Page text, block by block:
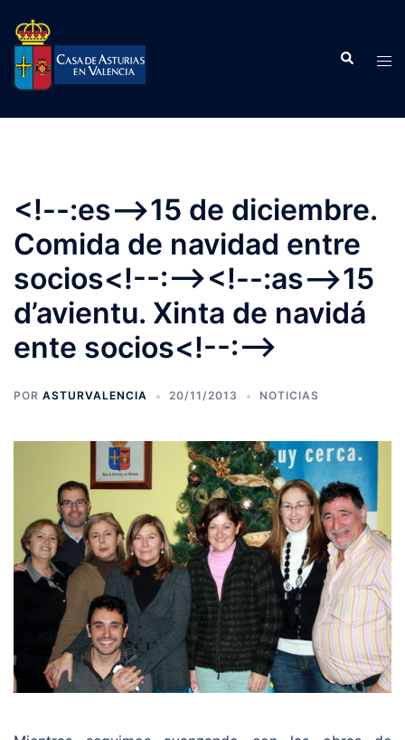
contenido
Buscar
<!--:es-->15 de diciembre.
Comida de navidad entre
socios<!--:--><!--:as-->15
d’avientu. Xinta de navidá
ente socios<!--:-->
POR ASTURVALENCIA 20/11/2013 NOTICIAS